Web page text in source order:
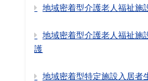
地域密着型介護老人福祉施
地域密着型介護老人福祉施
護
地域密着型特定施設入居者